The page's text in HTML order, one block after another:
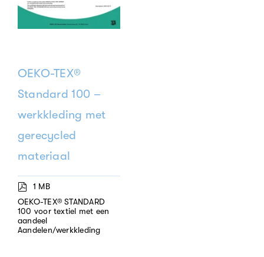
OEKO-TEX®
Standard 100 –
werkkleding met
gerecycled
materiaal
1 MB
OEKO-TEX® STANDARD
100 voor textiel met een
aandeel
Aandelen/werkkleding